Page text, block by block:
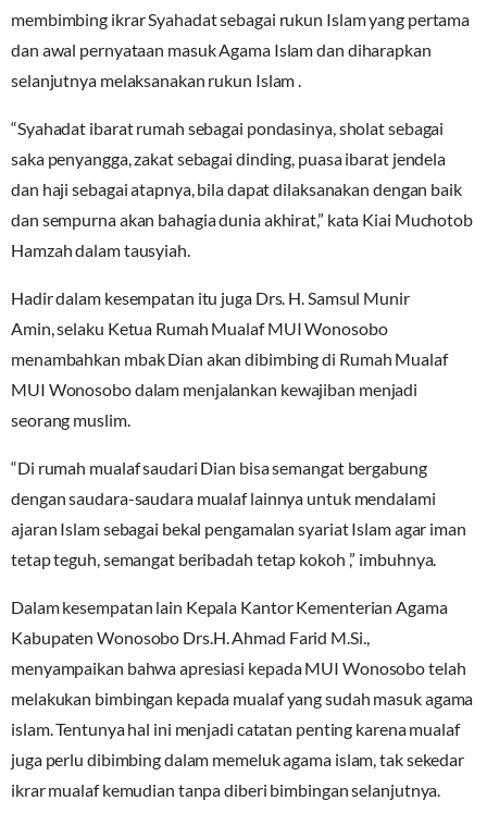
membimbing ikrar Syahadat sebagai rukun Islam yang pertama
dan awal pernyataan masuk Agama Islam dan diharapkan
selanjutnya melaksanakan rukun Islam .
“Syahadat ibarat rumah sebagai pondasinya, sholat sebagai
saka penyangga, zakat sebagai dinding, puasa ibarat jendela
dan haji sebagai atapnya, bila dapat dilaksanakan dengan baik
dan sempurna akan bahagia dunia akhirat,” kata Kiai Muchotob
Hamzah dalam tausyiah.
Hadir dalam kesempatan itu juga Drs. H. Samsul Munir
Amin, selaku Ketua Rumah Mualaf MUI Wonosobo
menambahkan mbak Dian akan dibimbing di Rumah Mualaf
MUI Wonosobo dalam menjalankan kewajiban menjadi
seorang muslim.
“Di rumah mualaf saudari Dian bisa semangat bergabung
dengan saudara-saudara mualaf lainnya untuk mendalami
ajaran Islam sebagai bekal pengamalan syariat Islam agar iman
tetap teguh, semangat beribadah tetap kokoh ,” imbuhnya.
Dalam kesempatan lain Kepala Kantor Kementerian Agama
Kabupaten Wonosobo Drs.H. Ahmad Farid M.Si.,
menyampaikan bahwa apresiasi kepada MUI Wonosobo telah
melakukan bimbingan kepada mualaf yang sudah masuk agama
islam. Tentunya hal ini menjadi catatan penting karena mualaf
juga perlu dibimbing dalam memeluk agama islam, tak sekedar
ikrar mualaf kemudian tanpa diberi bimbingan selanjutnya.